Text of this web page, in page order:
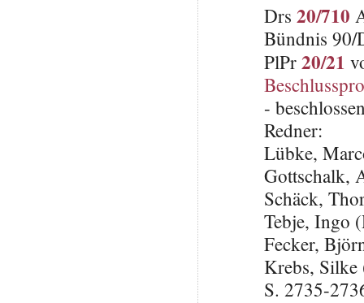
Drs 20/710
Bündnis 90/
PlPr20/21
-
Redner:
Lübke,
Gottschalk,
Schäck,
Tebje, Ingo
Fecker,
Krebs, Silke
S. 2735-